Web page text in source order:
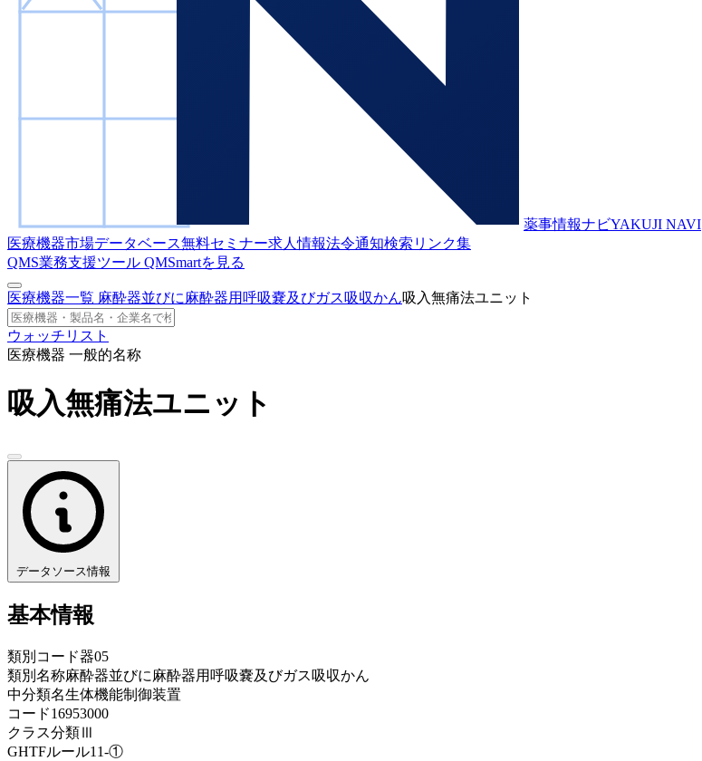
薬事情報ナビYAKUJI NAVI
医療機器市場データベース無料セミナー求人情報法令通知検索 リンク集
QMS業務支援ツール QMSmartを見る
医療機器一覧 麻酔器並びに麻酔器用呼吸嚢及びガス吸収かん吸入無痛法ユニット
ウォッチリスト
医療機器 一般的名称
吸入無痛法ユニット
データソース情報
基本情報
類別コード器05
類別名称麻酔器並びに麻酔器用呼吸嚢及びガス吸収かん
中分類名生体機能制御装置
コード16953000
クラス分類Ⅲ
GHTFルール11-①